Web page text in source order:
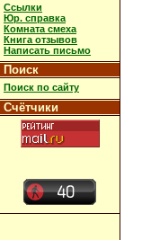
Ссылки
Юр. справка
Комната смеха
Книга отзывов
Написать письмо
Поиск
Поиск по сайту
Счётчики